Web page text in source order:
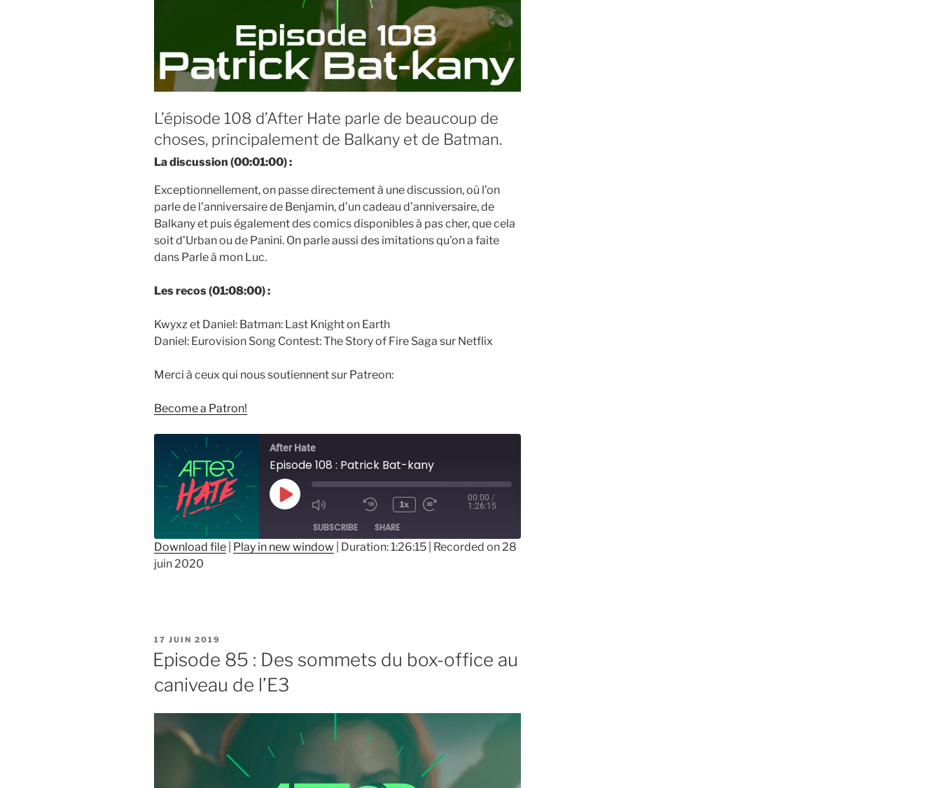
L’épisode 108 d’After Hate parle de beaucoup de
choses, principalement de Balkany et de Batman.
La discussion (00:01:00) :
Exceptionnellement, on passe directement à une discussion, où l’on
parle de l’anniversaire de Benjamin, d’un cadeau d’anniversaire, de
Balkany et puis également des comics disponibles à pas cher, que cela
soit d’Urban ou de Panini. On parle aussi des imitations qu’on a faite
dans Parle à mon Luc.
Les recos (01:08:00) :
Kwyxz et Daniel: Batman: Last Knight on Earth
Daniel: Eurovision Song Contest: The Story of Fire Saga sur Netflix
Merci à ceux qui nous soutiennent sur Patreon:
Become a Patron!
After Hate
Episode 108 : Patrick Bat-kany
Play
1x
00:00 /
1:26:15
SUBSCRIBE SHARE
SHARE
Download file Play in new window Duration: 1:26:15 Recorded on 28
juin 2020
PUBLIÉ
LE
17 JUIN 2019
Episode 85 : Des sommets du box-office au
caniveau de l’E3